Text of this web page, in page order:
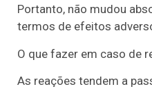
Portanto, não mudou
termos de efeitos
O que fazer em caso de
As reações tendem a